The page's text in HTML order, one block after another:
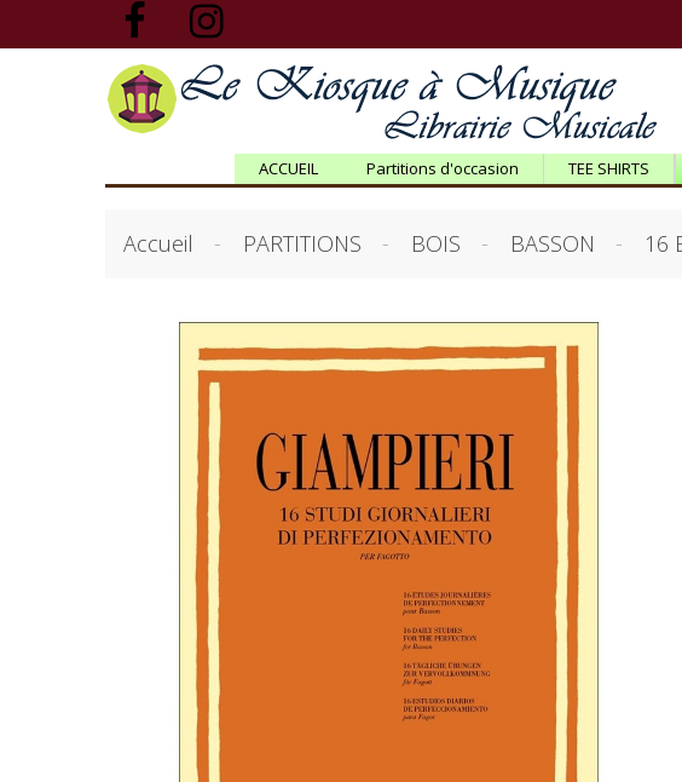
ACCUEIL Partitions d'occasion TEE SHIRTS
Accueil PARTITIONS BOIS BASSON 16